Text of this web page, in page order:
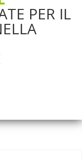
PER IL